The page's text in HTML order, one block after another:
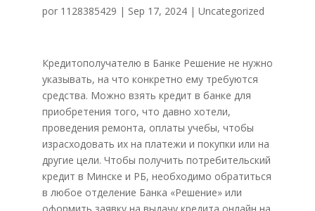
por 1128385429 | Sep 17, 2024| Uncategorized
Кредитополучателю в Банке Решение не нужно
указывать, на что конкретно ему требуются
средства. Можно взять кредит в банке для
приобретения того, что давно хотели,
проведения ремонта, оплаты учебы, чтобы
израсходовать их на платежи и покупки или на
другие цели. Чтобы получить потребительский
кредит в Минске и РБ, необходимо обратиться
в любое отделение Банка «Решение» или